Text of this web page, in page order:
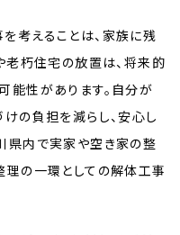
考えることは、家族に残
老朽住宅の放置は、将来的
能性があります。自分が
の負担を減らし、安心し
県内で実家や空き家の整
理の一環としての解体工事